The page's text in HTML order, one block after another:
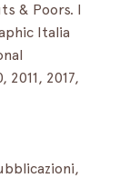
& Poors. I
Italia
2017,